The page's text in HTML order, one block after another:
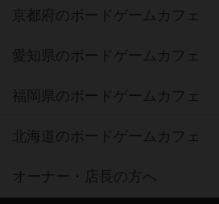
京都府のボードゲームカフェ
愛知県のボードゲームカフェ
福岡県のボードゲームカフェ
北海道のボードゲームカフェ
オーナー・店長の方へ